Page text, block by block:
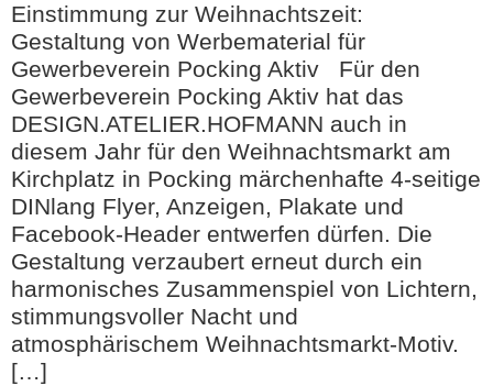
Einstimmung zur Weihnachtszeit:
Gestaltung von Werbematerial für
Gewerbeverein Pocking Aktiv Für den
Gewerbeverein Pocking Aktiv hat das
DESIGN.ATELIER.HOFMANN auch in
diesem Jahr für den Weihnachtsmarkt am
Kirchplatz in Pocking märchenhafte 4-seitige
DINlang Flyer, Anzeigen, Plakate und
Facebook-Header entwerfen dürfen. Die
Gestaltung verzaubert erneut durch ein
harmonisches Zusammenspiel von Lichtern,
stimmungsvoller Nacht und
atmosphärischem Weihnachtsmarkt-Motiv.
[…]